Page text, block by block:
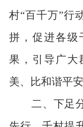
村“百千万”行
拼，促进各级
果，引导广大
美、比和谐平安
二、下足